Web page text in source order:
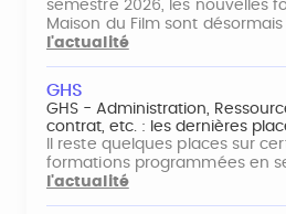
semestre 2026, les nouvelles
Maison du Film sont
l'actualité
GHS
GHS - Administration,
contrat, etc. : les dernières
Il reste quelques places sur
formations programmées en
l'actualité